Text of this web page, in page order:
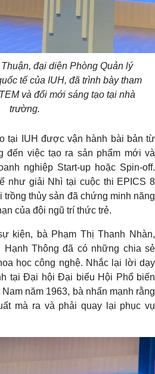
đại diện Phòng Quản lý
tế của IUH, đã trình bày tham
và đổi mới sáng tạo tại nhà
trường.
tại IUH được vận hành bài bản từ
đến việc tạo ra sản phẩm mới và
nghiệp Start-up hoặc Spin-off.
như giải Nhì tại cuộc thi EPICS 8
thủy sản đã chứng minh năng
của đội ngũ trí thức trẻ.
kiện, bà Phạm Thị Thanh Nhàn,
Thông đã có những chia sẻ
học công nghệ. Nhắc lại lời dạy
tại Đại hội Đại biểu Hội Phổ biến
năm 1963, bà nhấn mạnh rằng
mà ra và phải quay lại phục vụ